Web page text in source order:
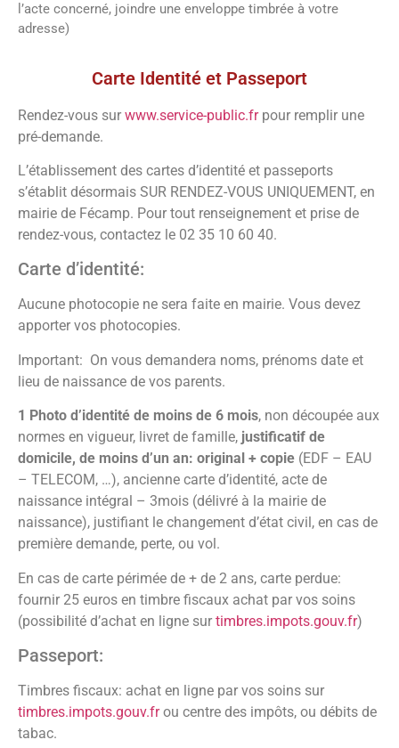
l’acte concerné, joindre une enveloppe timbrée à votre
adresse)
Carte Identité et Passeport
Rendez-vous sur www.service-public.frpour remplir une
pré-demande.
L’établissement des cartes d’identité et passeports
s’établit désormais SUR RENDEZ-VOUS UNIQUEMENT, en
mairie de Fécamp. Pour tout renseignement et prise de
rendez-vous, contactez le 02 35 10 60 40.
Carte d’identité:
Aucune photocopie ne sera faite en mairie. Vous devez
apporter vos photocopies.
Important: On vous demandera noms, prénoms date et
lieu de naissance de vos parents.
1 Photo d’identité de moins de 6 mois, non découpée aux
normes en vigueur, livret de famille, justificatif de
domicile, de moins d’un an: original + copie (EDF – EAU
– TELECOM, …), ancienne carte d’identité, acte de
naissance intégral – 3mois (délivré à la mairie de
naissance), justifiant le changement d’état civil, en cas de
première demande, perte, ou vol.
En cas de carte périmée de + de 2 ans, carte perdue:
fournir 25 euros en timbre fiscaux achat par vos soins
(possibilité d’achat en ligne sur timbres.impots.gouv.fr)
Passeport:
Timbres fiscaux: achat en ligne par vos soins sur
timbres.impots.gouv.frou centre des impôts, ou débits de
tabac.